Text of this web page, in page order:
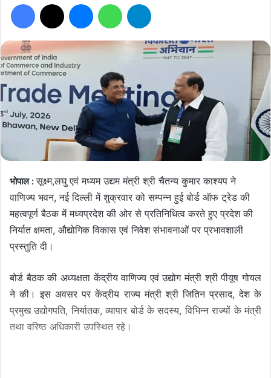
भोपाल :सूक्ष्म,लघु एवं मध्यम उद्यम मंत्री श्री चैतन्य कुमार काश्यप ने
वाणिज्य भवन, नई दिल्ली में शुक्रवार को सम्पन्न हुई बोर्ड ऑफ ट्रेड की
महत्वपूर्ण बैठक में मध्यप्रदेश की ओर से प्रतिनिधित्व करते हुए प्रदेश की
निर्यात क्षमता, औद्योगिक विकास एवं निवेश संभावनाओं पर प्रभावशाली
प्रस्तुति दी।
बोर्ड बैठक की अध्यक्षता केंद्रीय वाणिज्य एवं उद्योग मंत्री श्री पीयूष गोयल
ने की। इस अवसर पर केंद्रीय राज्य मंत्री श्री जितिन प्रसाद, देश के
प्रमुख उद्योगपति, निर्यातक, व्यापार बोर्ड के सदस्य, विभिन्न राज्यों के मंत्री
तथा वरिष्ठ अधिकारी उपस्थित रहे।